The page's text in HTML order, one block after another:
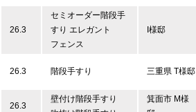
26.3
セミオーダー階段手
すり エレガント
フェンス
I様邸
26.3 階段手すり 三重県 T様邸
26.3
壁付け階段手すり
箕面市 M様